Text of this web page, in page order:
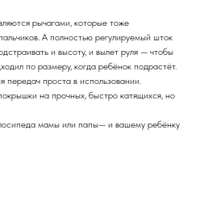
рычагами, которые тоже
А полностью регулируемый шток
и высоту, и вылет руля — чтобы
по размеру, когда ребёнок подрастёт.
передач проста в использовании.
на прочных, быстро катящихся, но
мамы или папы— и вашему ребёнку